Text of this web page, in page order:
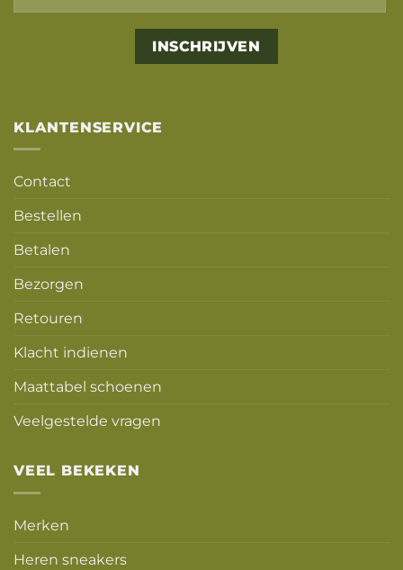
KLANTENSERVICE
Contact
Bestellen
Betalen
Bezorgen
Retouren
Klacht indienen
Maattabel schoenen
Veelgestelde vragen
VEEL BEKEKEN
Merken
Heren sneakers